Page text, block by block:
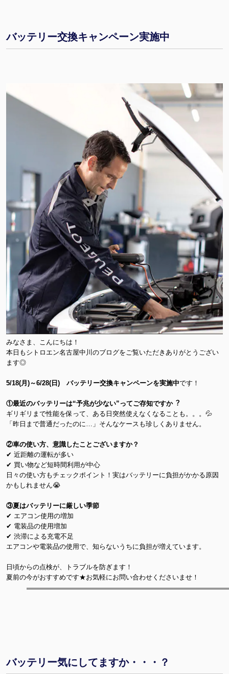
バッテリー交換キャンペーン実施中
みなさま、こんにちは！
本日もシトロエン名古屋中川のブログをご覧いただきありがとうござい
ます◎
5/18(月)～6/28(日) バッテリー交換キャンペーンを実施中です！
①最近のバッテリーは“予兆が少ない”ってご存知ですか︖
ギリギリまで性能を保って、ある日突然使えなくなることも。。。💦
「昨日まで普通だったのに…」そんなケースも珍しくありません。
②車の使い方、意識したことございますか？
✔ 近距離の運転が多い
✔ 買い物など短時間利⽤が中心
日々の使い方もチェックポイント！実はバッテリーに負担がかかる原因
かもしれません😭
③夏はバッテリーに厳しい季節
✔ エアコン使用の増加
✔ 電装品の使用増加
✔ 渋滞による充電不⾜
エアコンや電装品の使用で、知らないうちに負担が増えています。
日頃からの点検が、トラブルを防ぎます！
夏前の今がおすすめです★お気軽にお問い合わせくださいませ！
バッテリー気にしてますか・・・？